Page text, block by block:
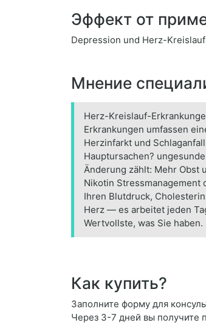
Эффект от
Depression und Herz-
Мнение
Herz-Kreislauf-
Erkrankungen umfassen
Herzinfarkt und
Hauptursachen?
Änderung zählt: Mehr Obst
Nikotin Stressmanagement
Ihren Blutdruck,
Herz — es arbeitet jeden
Wertvollste, was Sie haben.
Как купить?
Заполните форму для
Через 3-7 дней вы получите